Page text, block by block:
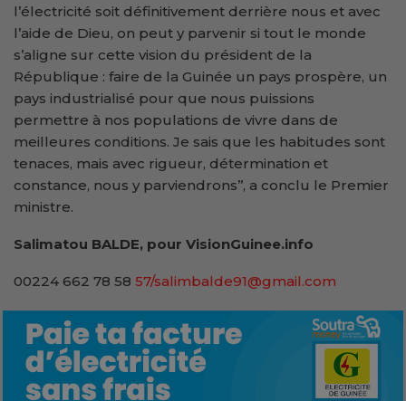
l’électricité soit définitivement derrière nous et avec
l’aide de Dieu, on peut y parvenir si tout le monde
s’aligne sur cette vision du président de la
République : faire de la Guinée un pays prospère, un
pays industrialisé pour que nous puissions
permettre à nos populations de vivre dans de
meilleures conditions. Je sais que les habitudes sont
tenaces, mais avec rigueur, détermination et
constance, nous y parviendrons’’, a conclu le Premier
ministre.
Salimatou BALDE, pour VisionGuinee.info
00224 662 78 58 57/salimbalde91@gmail.com